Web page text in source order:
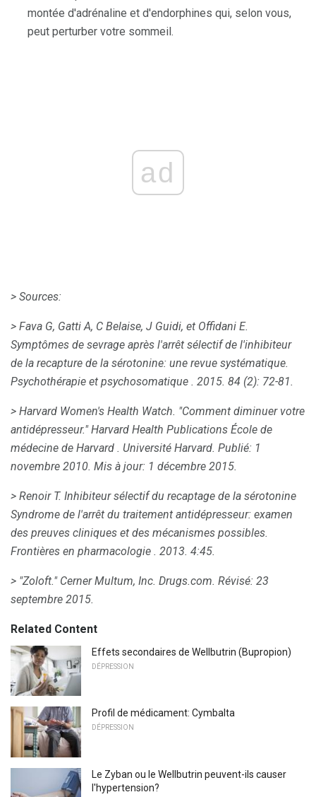
montée d'adrénaline et d'endorphines qui, selon vous,
peut perturber votre sommeil.
ad
> Sources:
> Fava G, Gatti A, C Belaise, J Guidi, et Offidani E.
Symptômes de sevrage après l'arrêt sélectif de l'inhibiteur
de la recapture de la sérotonine: une revue systématique.
Psychothérapie et psychosomatique . 2015. 84 (2): 72-81.
> Harvard Women's Health Watch. "Comment diminuer votre
antidépresseur." Harvard Health Publications École de
médecine de Harvard . Université Harvard. Publié: 1
novembre 2010. Mis à jour: 1 décembre 2015.
> Renoir T. Inhibiteur sélectif du recaptage de la sérotonine
Syndrome de l'arrêt du traitement antidépresseur: examen
des preuves cliniques et des mécanismes possibles.
Frontières en pharmacologie . 2013. 4:45.
> "Zoloft." Cerner Multum, Inc. Drugs.com. Révisé: 23
septembre 2015.
Related Content
Effets secondaires de Wellbutrin (Bupropion)
DÉPRESSION
Profil de médicament: Cymbalta
DÉPRESSION
Le Zyban ou le Wellbutrin peuvent-ils causer
l'hypertension?